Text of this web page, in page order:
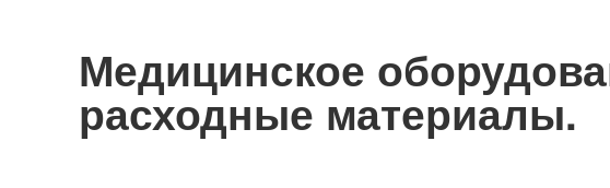
Медицинское
расходные материалы.